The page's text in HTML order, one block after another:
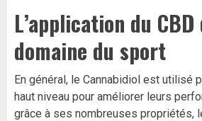
L’application du
domaine du sport
En général, le Cannabidiol est utilisé
haut niveau pour améliorer leurs
grâce à ses nombreuses propriétés,